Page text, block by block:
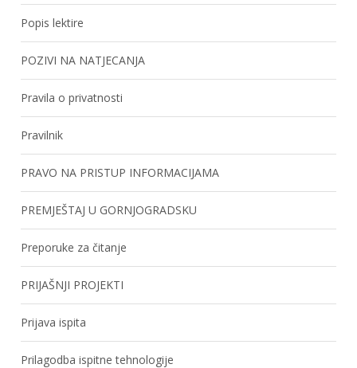
Popis lektire
POZIVI NA NATJECANJA
Pravila o privatnosti
Pravilnik
PRAVO NA PRISTUP INFORMACIJAMA
PREMJEŠTAJ U GORNJOGRADSKU
Preporuke za čitanje
PRIJAŠNJI PROJEKTI
Prijava ispita
Prilagodba ispitne tehnologije